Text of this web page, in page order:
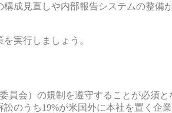
構成見直しや内部報告システムの整備
実行しましょう。
員会）の規制を遵守することが必須と
のうち19%が米国外に本社を置く企